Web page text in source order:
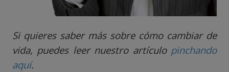
Si quieres saber más sobre cómo cambiar de
vida, puedes leer nuestro artículo pinchando
aquí.